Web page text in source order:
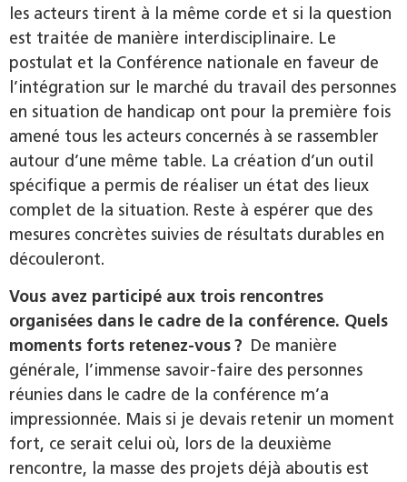
les acteurs tirent à la même corde et si la question
est traitée de manière interdisciplinaire. Le
postulat et la Conférence nationale en faveur de
l’intégration sur le marché du travail des personnes
en situation de handicap ont pour la première fois
amené tous les acteurs concernés à se rassembler
autour d’une même table. La création d’un outil
spécifique a permis de réaliser un état des lieux
complet de la situation. Reste à espérer que des
mesures concrètes suivies de résultats durables en
découleront.
Vous avez participé aux trois rencontres
organisées dans le cadre de la conférence. Quels
moments forts retenez-vous ? De manière
générale, l’immense savoir-faire des personnes
réunies dans le cadre de la conférence m’a
impressionnée. Mais si je devais retenir un moment
fort, ce serait celui où, lors de la deuxième
rencontre, la masse des projets déjà aboutis est